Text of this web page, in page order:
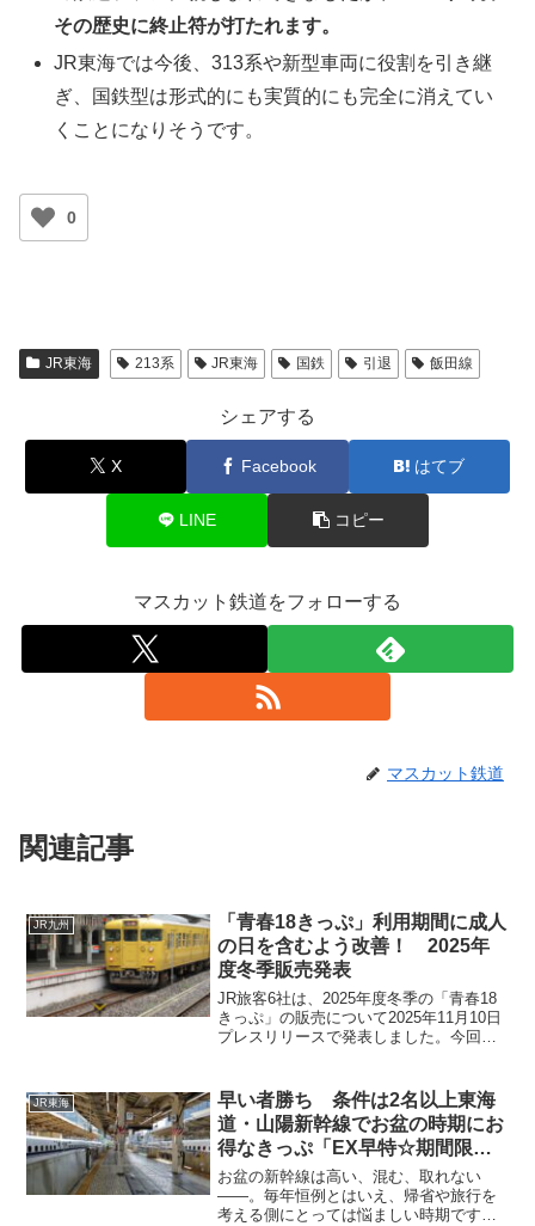
その歴史に終止符が打たれます。
JR東海では今後、313系や新型車両に役割を引き継
ぎ、国鉄型は形式的にも実質的にも完全に消えてい
くことになりそうです。
0
JR東海 213系 JR東海 国鉄 引退 飯田線
シェアする
X Facebook はてブ
LINE コピー
マスカット鉄道をフォローする
マスカット鉄道
関連記事
JR九州
「青春18きっぷ」利用期間に成人
の日を含むよう改善！ 2025年
度冬季販売発表
JR旅客6社は、2025年度冬季の「青春18
きっぷ」の販売について2025年11月10日
プレスリリースで発表しました。今回の
ある成人の日を含む3連休に使用できるよ
うになったこです。連続使用になったこ
とで使いにくくなった「青春18きっぷ」
ですが今回の判断は英断だったと思いま
す。
JR東海
早い者勝ち 条件は2名以上東海
道・山陽新幹線でお盆の時期にお
得なきっぷ「EX早特☆期間限定
セール！」発売
お盆の新幹線は高い、混む、取れない
――。毎年恒例とはいえ、帰省や旅行を
考える側にとっては悩ましい時期です。